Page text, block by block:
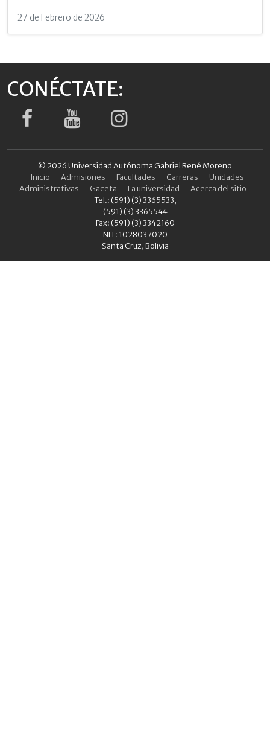
27 de Febrero de 2026
CONÉCTATE:
© 2026 Universidad Autónoma Gabriel René Moreno
Inicio
Admisiones Facultades Carreras
Unidades
Administrativas
Gaceta La universidad
Acerca del sitio
Tel.: (591) (3) 3365533,
(591) (3) 3365544
Fax: (591) (3) 3342160
NIT: 1028037020
Santa Cruz, Bolivia